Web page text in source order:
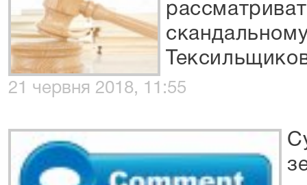
21 червня 2018, 11:55